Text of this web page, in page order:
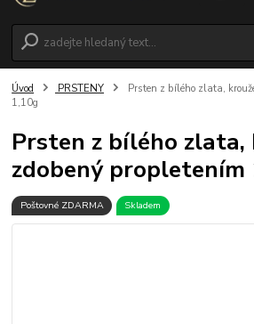
Úvod PRSTENY
Prsten z bílého zlata,
1,10g
Prsten z bílého zlata,
zdobený propletením
Poštovné ZDARMA Skladem